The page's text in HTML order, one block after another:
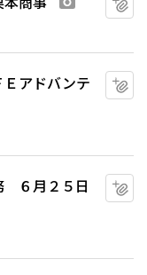
アドバンテ
６月２５日